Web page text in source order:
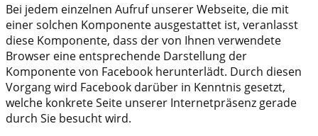
Bei jedem einzelnen Aufruf unserer Webseite, die mit
einer solchen Komponente ausgestattet ist, veranlasst
diese Komponente, dass der von Ihnen verwendete
Browser eine entsprechende Darstellung der
Komponente von Facebook herunterlädt. Durch diesen
Vorgang wird Facebook darüber in Kenntnis gesetzt,
welche konkrete Seite unserer Internetpräsenz gerade
durch Sie besucht wird.